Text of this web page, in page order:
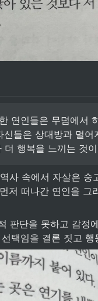
연인들은 무덤에서
들은 상대방과 멀어
더 행복을 느끼는 것
저 떠나간 연인을 그
택임을 결론 짓고 행